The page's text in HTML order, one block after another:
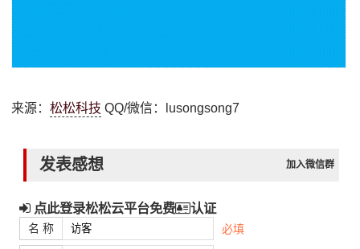
来源：松松科技 QQ/微信：lusongsong7
发表感想 加入微信群
点此登录松松云平台免费 认证
名 称 必填